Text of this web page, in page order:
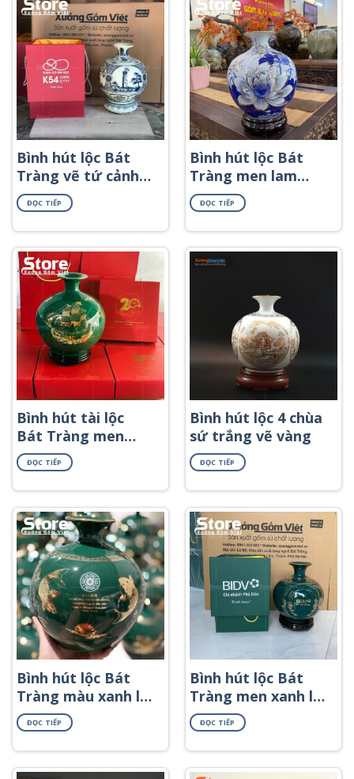
Bình hút lộc Bát
Tràng vẽ tứ cảnh
in logo theo yêu
cầu BHL-59
ĐỌC TIẾP
Bình hút lộc Bát
Tràng men lam
họa tiết hoa sen
viền vàng BHL-48
ĐỌC TIẾP
Bình hút tài lộc
Bát Tràng men
xanh lá in logo họa
tiết thuận buồm
xuôi gió in decal
vàng BHL-68
ĐỌC TIẾP
Bình hút lộc 4 chùa
sứ trắng vẽ vàng
ĐỌC TIẾP
Bình hút lộc Bát
Tràng màu xanh lá
in logo họa tiết
cửu ngư quần hội
in decal vàng BHL-
44
ĐỌC TIẾP
Bình hút lộc Bát
Tràng men xanh lá
họa tiết in decal
vàng BHL-52
ĐỌC TIẾP